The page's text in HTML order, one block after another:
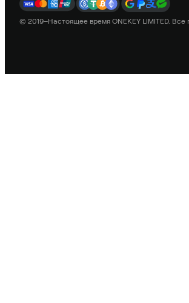
© 2019–Настоящее время ONEKEY LIMITED.